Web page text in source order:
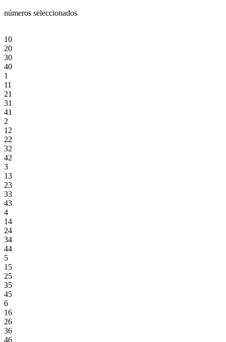
números seleccionados
10
20
30
40
1
11
21
31
41
2
12
22
32
42
3
13
23
33
43
4
14
24
34
44
5
15
25
35
45
6
16
26
36
46